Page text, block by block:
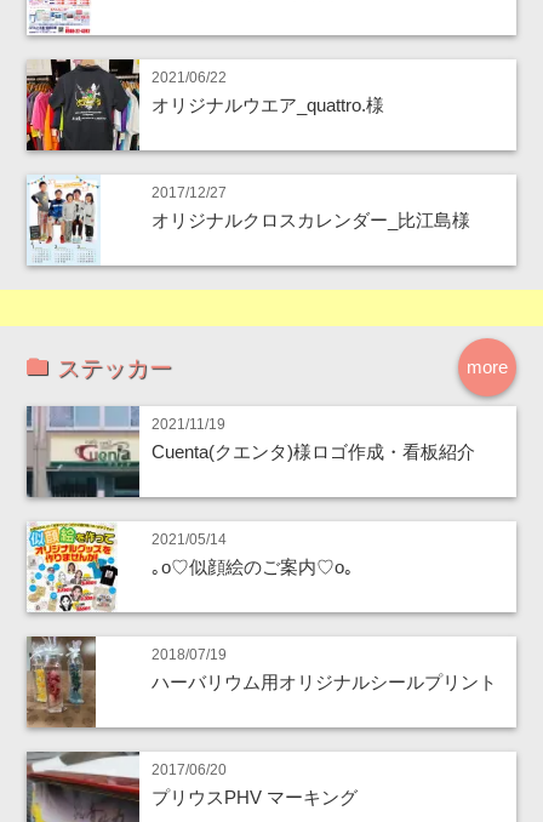
2021/06/22
オリジナルウエア_quattro.様
2017/12/27
オリジナルクロスカレンダー_比江島様
more
ステッカー
2021/11/19
Cuenta(クエンタ)様ロゴ作成・看板紹介
2021/05/14
｡o♡似顔絵のご案内♡o｡
2018/07/19
ハーバリウム用オリジナルシールプリント
2017/06/20
プリウスPHV マーキング